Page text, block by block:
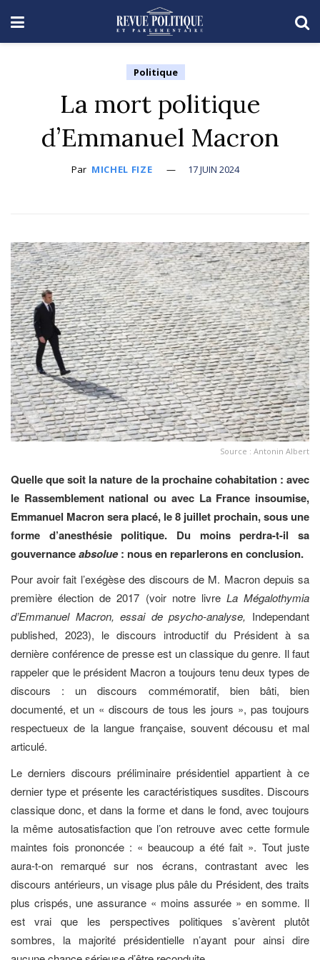
Politique
La mort politique
d’Emmanuel Macron
Par MICHEL FIZE 17 JUIN 2024
Source : Antonin Albert
Quelle que soit la nature de la prochaine cohabitation : avec
le Rassemblement national ou avec La France insoumise,
Emmanuel Macron sera placé, le 8 juillet prochain, sous une
forme d’anesthésie politique. Du moins perdra-t-il sa
gouvernanceabsolue: nous en reparlerons en conclusion.
Pour avoir fait l’exégèse des discours de M. Macron depuis sa
première élection de 2017 (voir notre livre La Mégalothymia
d’Emmanuel Macron, essai de psycho-analyse, Independant
published, 2023), le discours introductif du Président à sa
dernière conférence de presse est un classique du genre. Il faut
rappeler que le président Macron a toujours tenu deux types de
discours : un discours commémoratif, bien bâti, bien
documenté, et un « discours de tous les jours », pas toujours
respectueux de la langue française, souvent décousu et mal
articulé.
Le derniers discours préliminaire présidentiel appartient à ce
dernier type et présente les caractéristiques susdites. Discours
classique donc, et dans la forme et dans le fond, avec toujours
la même autosatisfaction que l’on retrouve avec cette formule
maintes fois prononcée : « beaucoup a été fait ». Tout juste
aura-t-on remarqué sur nos écrans, contrastant avec les
discours antérieurs, un visage plus pâle du Président, des traits
plus crispés, une assurance « moins assurée » en somme. Il
est vrai que les perspectives politiques s’avèrent plutôt
sombres, la majorité présidentielle n’ayant pour ainsi dire